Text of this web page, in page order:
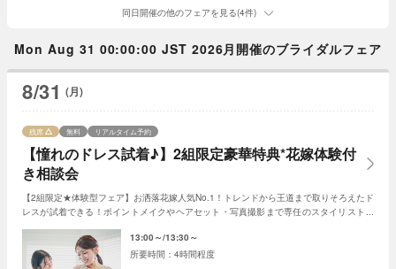
同日開催の他のフェアを見る(4件)
Mon Aug 31 00:00:00 JST 2026月開催のブライダルフェア
8/31 (月)
【憧れのドレス試着♪】2組限定豪華特典*花嫁体験付
き相談会
残席 無料 リアルタイム予約
【2組限定★体験型フェア】お洒落花嫁人気No.1！トレンドから王道まで取りそろえたド
レスが試着できる！ポイントメイクやヘアセット・写真撮影まで専任のスタイリストが
13:00～ 13:30～
4時間程度